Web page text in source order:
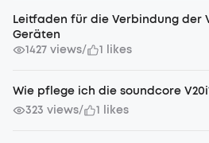
Leitfaden für die Verbindung der
Geräten
1427 views/ 1 likes
Wie pflege ich die soundcore
323 views/ 1 likes